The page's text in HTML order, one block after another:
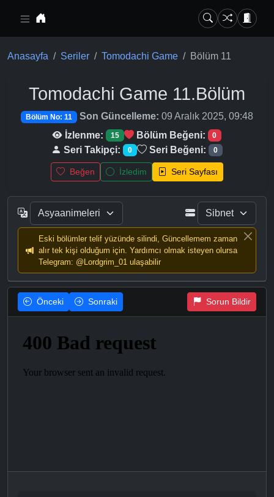
Anasayfa Seriler Tomodachi Game Bölüm 11
Tomodachi Game 11.Bölüm
Bölüm No: 11 Son Güncelleme: 09 Aralık 2025, 09:48
İzlenme:
15 Bölüm Beğeni: 0
Seri Takipçi: 0 Seri Beğeni: 0
Beğen İzledim Seri Sayfası
Eski bölümler telif yüzünde silindi, Güncellemem zaman
alır tek kişi olduğum için. Yardımcı olmak isteyen olursa
Telegram: @Lordgrim_01 ulaşabilir
Önceki Sonraki Sorun Bildir